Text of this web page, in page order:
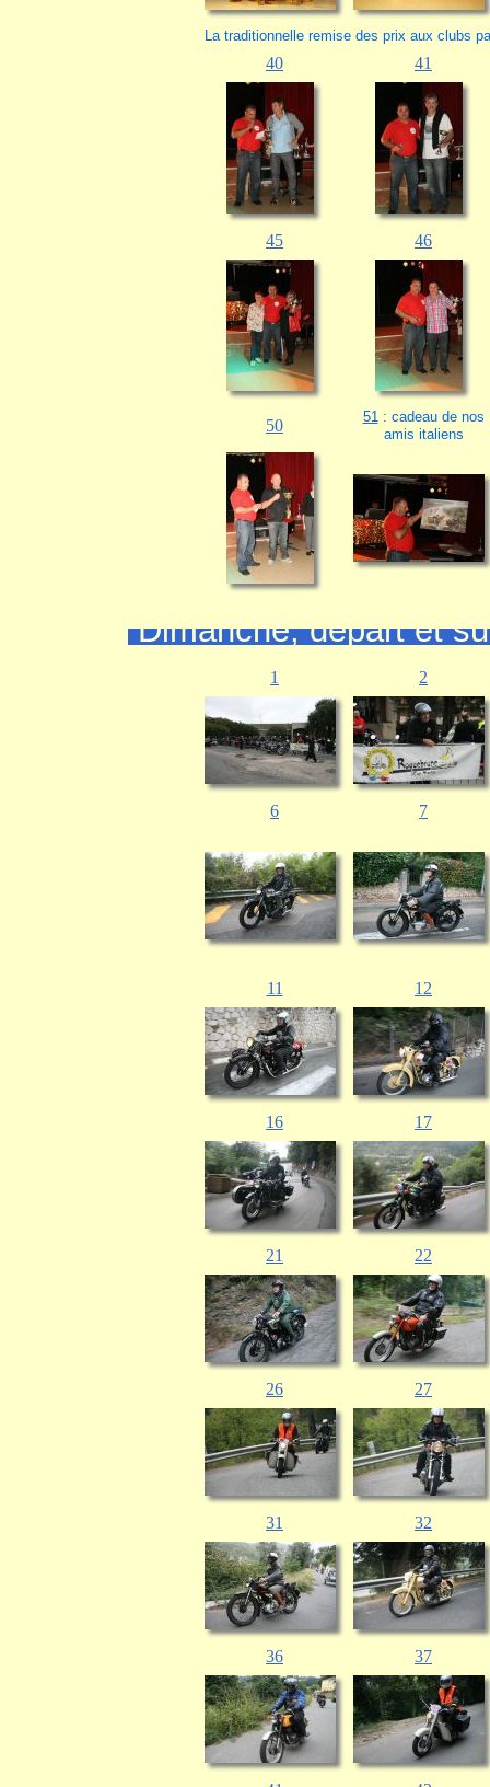
La traditionnelle remise des prix aux clubs
40 41
45 46
50 51 : cadeau de nos
amis italiens
Dimanche, départ et
1 2
6 7
11 12
16 17
21 22
26 27
31 32
36 37